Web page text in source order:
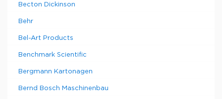
Becton Dickinson
Behr
Bel-Art Products
Benchmark Scientific
Bergmann Kartonagen
Bernd Bosch Maschinenbau